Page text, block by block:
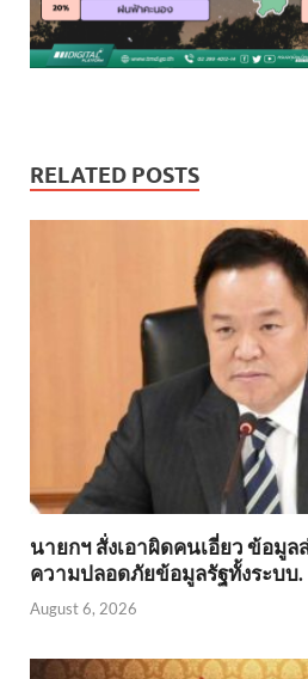
RELATED POSTS
นายกฯ สั่งเอาผิดคนเอี่ยว ข้อมู
ความปลอดภัยข้อมูลรัฐทั้งระบบ.
August 6, 2026